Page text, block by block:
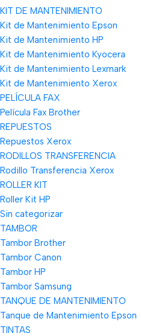
KIT DE MANTENIMIENTO
Kit de Mantenimiento Epson
Kit de Mantenimiento HP
Kit de Mantenimiento Kyocera
Kit de Mantenimiento Lexmark
Kit de Mantenimiento Xerox
PELÍCULA FAX
Película Fax Brother
REPUESTOS
Repuestos Xerox
RODILLOS TRANSFERENCIA
Rodillo Transferencia Xerox
ROLLER KIT
Roller Kit HP
Sin categorizar
TAMBOR
Tambor Brother
Tambor Canon
Tambor HP
Tambor Samsung
TANQUE DE MANTENIMIENTO
Tanque de Mantenimiento Epson
TINTAS